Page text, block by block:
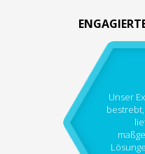
Unser